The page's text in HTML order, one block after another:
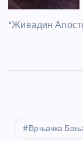
"Живадин
Врњачка